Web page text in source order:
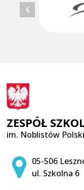
ZESPÓŁ
im. Noblistów
Adres
05-506
ul. Szkolna 6